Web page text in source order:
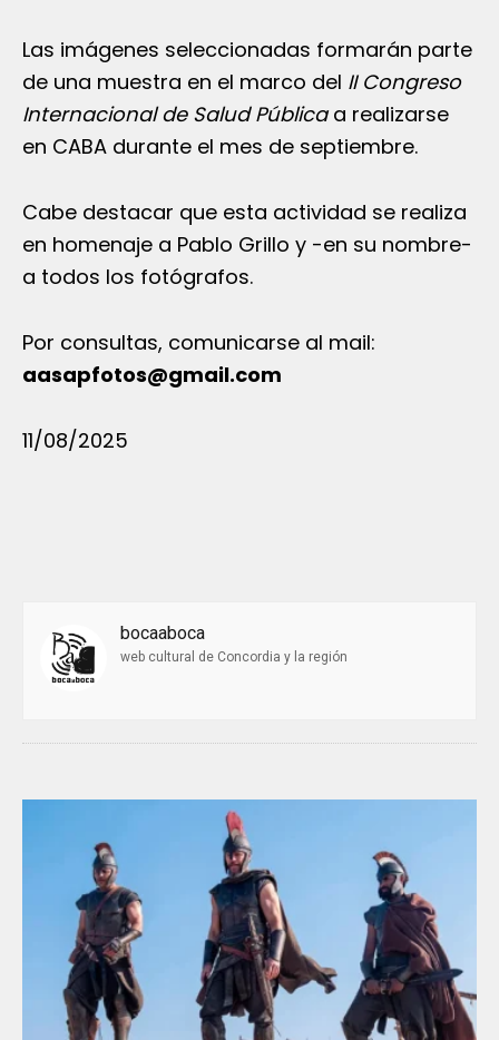
Las imágenes seleccionadas formarán parte
de una muestra en el marco del II Congreso
Internacional de Salud Públicaa realizarse
en CABA durante el mes de septiembre.
Cabe destacar que esta actividad se realiza
en homenaje a Pablo Grillo y -en su nombre-
a todos los fotógrafos.
Por consultas, comunicarse al mail:
aasapfotos@gmail.com
11/08/2025
bocaaboca
web cultural de Concordia y la región